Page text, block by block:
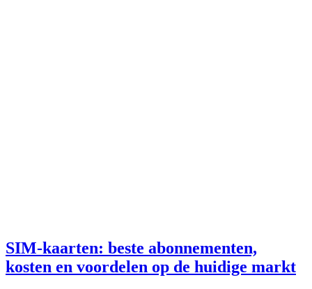
SIM-kaarten: beste abonnementen,
kosten en voordelen op de huidige markt